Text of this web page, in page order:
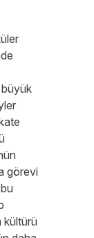
büyük
görevi
kültürü